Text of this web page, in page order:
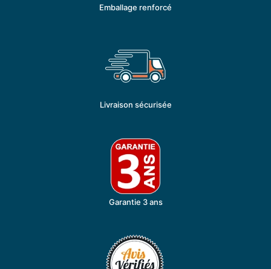
Emballage renforcé
Livraison sécurisée
Garantie 3 ans